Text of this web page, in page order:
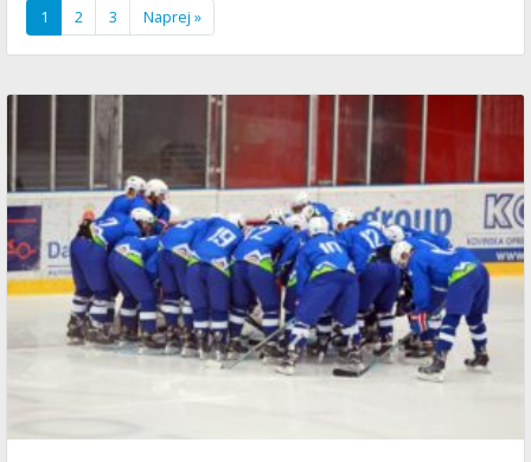
1 2 3 Naprej »